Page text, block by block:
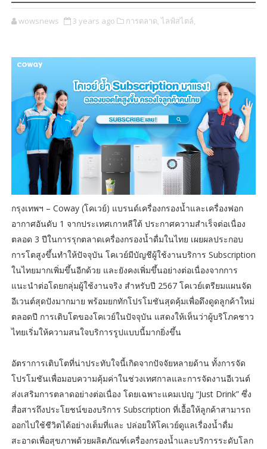
wowsnews 3 years ago การตลาด, ไลฟ์สไตล์,
กรุงเทพฯ – Coway (โคเวย์) แบรนด์เครื่องกรองน้ำและเครื่องฟอก
อากาศอันดับ 1 จากประเทศเกาหลีใต้ ประกาศความสำเร็จต่อเนื่อง
ตลอด 3 ปีในการรุกตลาดเครื่องกรองน้ำดื่มในไทย เผยผลประกอบ
การโตสูงขึ้นทำให้ปัจจุบัน โคเวย์มีบัญชีผู้ใช้งานบริการ Subscription
ในไทยมากเพิ่มขึ้นอีกด้วย และยังคงเพิ่มขึ้นอย่างต่อเนื่องจากการ
แนะนำต่อโดยกลุ่มผู้ใช้งานจริง สำหรับปี 2567 โคเวย์เตรียมแผนจัด
อีเวนต์สุดปังมากมาย พร้อมยกทักโปรโมชันสุดคุ้มเพื่อดึงดูดลูกค้าใหม่
ตลอดปี การเติบโตของโคเวย์ในปัจจุบัน แสดงให้เห็นว่าผู้บริโภคชาว
ไทยเริ่มให้ความสนใจบริการรูปแบบนี้มากยิ่งขึ้น
อัตราการเติบโตที่น่าประทับใจนี้เกิดจากปัจจัยหลายด้าน ทั้งการจัด
โปรโมชันเพื่อมอบความคุ้มค่าในช่วงเทศกาลและการจัดงานอีเวนต์
ส่งเสริมการตลาดอย่างต่อเนื่อง โดยเฉพาะแคมเปญ “Just Drink” ซึ่ง
สื่อสารถึงประโยชน์ของบริการ Subscription ที่เอื้อให้ลูกค้าสามารถ
ออกไปใช้ชีวิตได้อย่างเต็มที่และ ปล่อยให้โคเวย์ดูแลเรื่องน้ำดื่ม
สะอาดเพื่อสุขภาพด้วยผลิตภัณฑ์เครื่องกรองน้ำและบริการระดับโลก